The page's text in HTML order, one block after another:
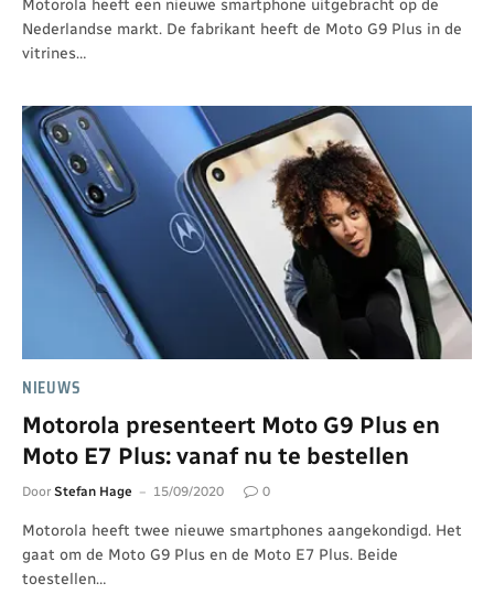
Motorola heeft een nieuwe smartphone uitgebracht op de
Nederlandse markt. De fabrikant heeft de Moto G9 Plus in de
vitrines…
NIEUWS
Motorola presenteert Moto G9 Plus en
Moto E7 Plus: vanaf nu te bestellen
Door Stefan Hage 15/09/2020 0
Motorola heeft twee nieuwe smartphones aangekondigd. Het
gaat om de Moto G9 Plus en de Moto E7 Plus. Beide
toestellen…